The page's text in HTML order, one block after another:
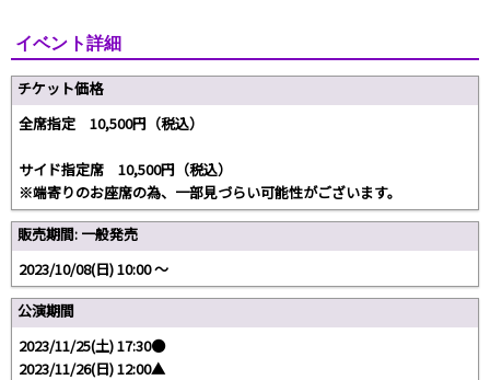
イベント詳細
チケット価格
全席指定 10,500円（税込）
サイド指定席 10,500円（税込）
※端寄りのお座席の為、一部見づらい可能性がございます。
販売期間: 一般発売
2023/10/08(日) 10:00 〜
公演期間
2023/11/25(土) 17:30●
2023/11/26(日) 12:00▲